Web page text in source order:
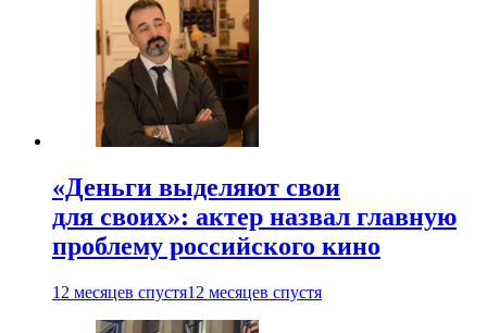
«Деньги выделяют свои
для своих»: актер назвал главную
проблему российского кино
12 месяцев спустя12 месяцев спустя